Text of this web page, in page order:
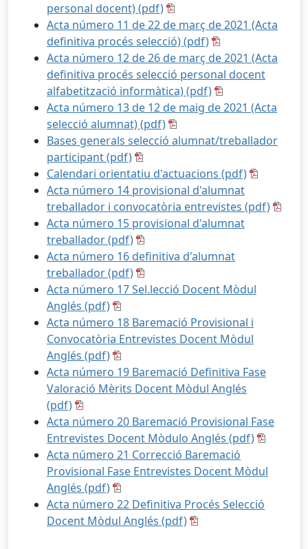
personal docent) (pdf)
Acta número 11 de 22 de març de 2021 (Acta
definitiva procés selecció) (pdf)
Acta número 12 de 26 de març de 2021 (Acta
definitiva procés selecció personal docent
alfabetització informàtica) (pdf)
Acta número 13 de 12 de maig de 2021 (Acta
selecció alumnat) (pdf)
Bases generals selecció alumnat/treballador
participant (pdf)
Calendari orientatiu d'actuacions (pdf)
Acta número 14 provisional d'alumnat
treballador i convocatòria entrevistes (pdf)
Acta número 15 provisional d'alumnat
treballador (pdf)
Acta número 16 definitiva d'alumnat
treballador (pdf)
Acta número 17 Sel.lecció Docent Mòdul
Anglés (pdf)
Acta número 18 Baremació Provisional i
Convocatòria Entrevistes Docent Mòdul
Anglés (pdf)
Acta número 19 Baremació Definitiva Fase
Valoració Mèrits Docent Mòdul Anglés
(pdf)
Acta número 20 Baremació Provisional Fase
Entrevistes Docent Mòdulo Anglés (pdf)
Acta número 21 Correcció Baremació
Provisional Fase Entrevistes Docent Mòdul
Anglés (pdf)
Acta número 22 Definitiva Procés Selecció
Docent Mòdul Anglés (pdf)